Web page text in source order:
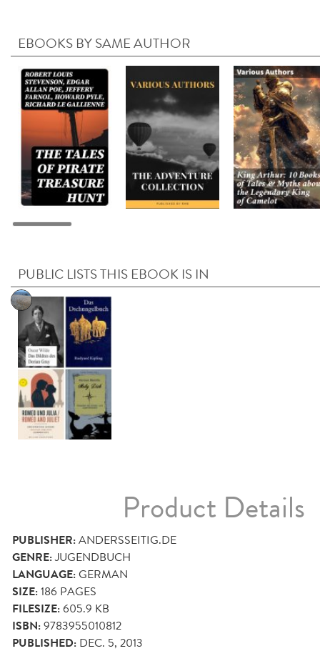
EBOOKS BY SAME AUTHOR
PUBLIC LISTS THIS EBOOK IS IN
Product Details
PUBLISHER:ANDERSSEITIG.DE
GENRE:JUGENDBUCH
LANGUAGE:GERMAN
SIZE:186 PAGES
FILESIZE:605.9 KB
ISBN:9783955010812
PUBLISHED: DEC. 5, 2013